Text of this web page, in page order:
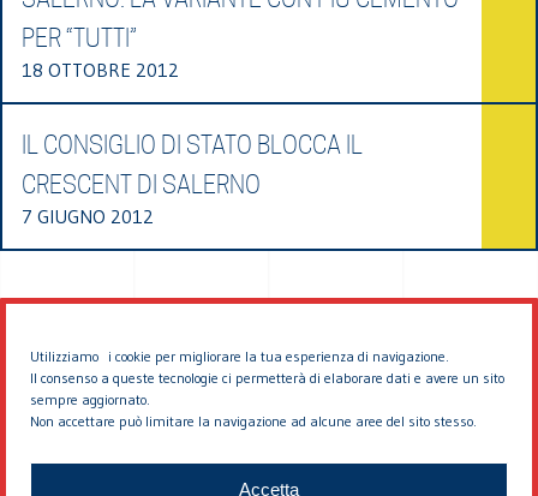
Utilizziamo i cookie per migliorare la tua esperienza di navigazione.
Il consenso a queste tecnologie ci permetterà di elaborare dati e avere un sito
sempre aggiornato.
Non accettare può limitare la navigazione ad alcune aree del sito stesso.
Accetta
PER “TUTTI”
18 OTTOBRE 2012
IL CONSIGLIO DI STATO BLOCCA IL
CRESCENT DI SALERNO
7 GIUGNO 2012
© 2026 EDDYBURG